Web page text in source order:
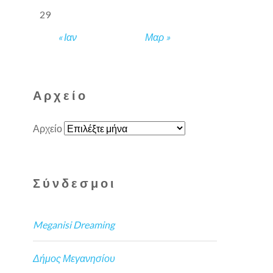
« Ιαν Μαρ »
29
Αρχείο
Αρχείο
Σύνδεσμοι
Meganisi Dreaming
Δήμος Μεγανησίου